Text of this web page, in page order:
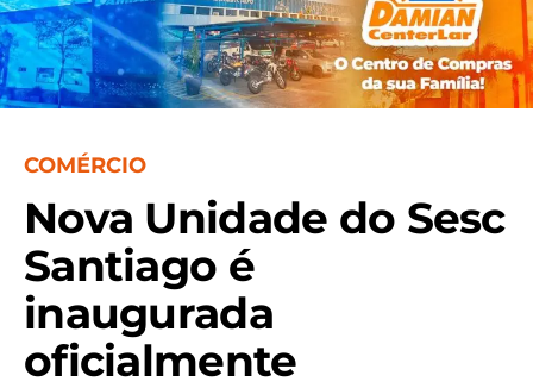
COMÉRCIO
Nova Unidade do Sesc
Santiago é
inaugurada
oficialmente